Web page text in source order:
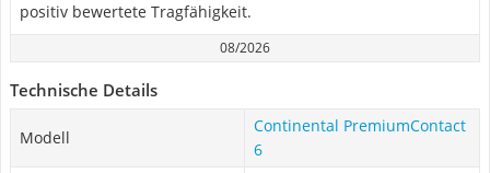
positiv bewertete Tragfähigkeit.
08/2026
Technische Details
Modell
Continental PremiumContact
6